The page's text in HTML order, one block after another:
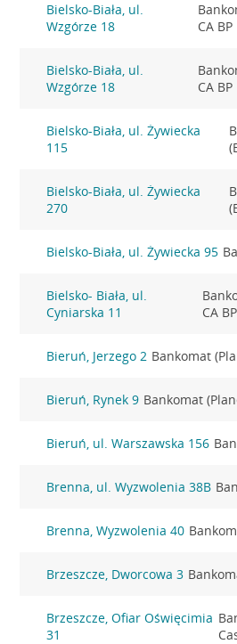
Bielsko-Biała, ul.
Wzgórze 18
CA BP
Bielsko-Biała, ul.
Wzgórze 18
CA BP
Bielsko-Biała, ul. Żywiecka
115
Bielsko-Biała, ul. Żywiecka
270
Bielsko-Biała, ul. Żywiecka 95
Bielsko- Biała, ul.
Cyniarska 11
CA BP
Bieruń, Jerzego 2 Bankomat
Bieruń, Rynek 9 Bankomat
Bieruń, ul. Warszawska 156
Brenna, ul. Wyzwolenia 38B
Brenna, Wyzwolenia 40
Brzeszcze, Dworcowa 3
Brzeszcze, Ofiar Oświęcimia
31